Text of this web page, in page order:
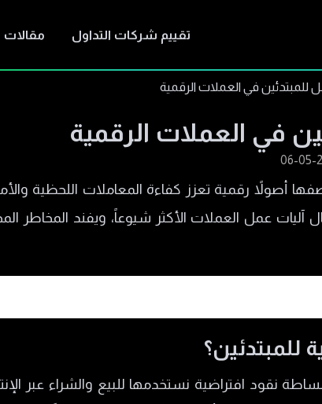
تقييم شركات التداول مقالات
للمبتدئين في العملات الرقمية
في العملات الرقمية
أصولاً رقمية تعزز كفاءة المعاملات اللحظية
آليات عمل العملات الأكثر شيوعاً، ويفند المخاطر
للمبتدئين؟
نقود افتراضية نستخدمها للبيع والشراء عبر